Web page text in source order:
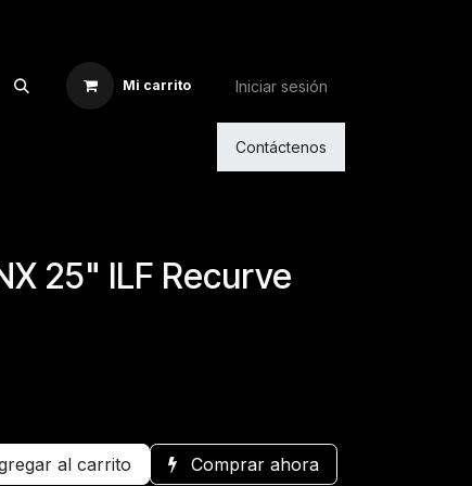
Mi carrito Iniciar sesión
Contáctenos
25" ILF Recurve
al carrito Comprar ahora